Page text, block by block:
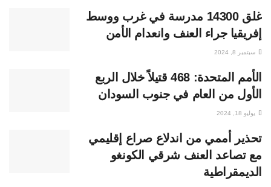
غلق 14300 مدرسة في غرب ووسط
إفريقيا جراء العنف وانعدام الأمن
سبتمبر 8, 2024
الأمم المتحدة: 468 قتيلاً خلال الربع
الأول من العام في جنوب السودان
يوليو 18, 2024
تحذير أممي من اندلاع صراع إقليمي
مع تصاعد العنف شرقي الكونغو
الديمقراطية